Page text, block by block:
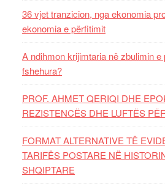
36 vjet tranzicion, nga ekonomia
ekonomia e përfitimit
A ndihmon krijimtaria në zbulimin e
fshehura?
PROF. AHMET QERIQI DHE
REZISTENCЁS DHE LUFTЁS
FORMAT ALTERNATIVE TË
TARIFËS POSTARE NË
SHQIPTARE